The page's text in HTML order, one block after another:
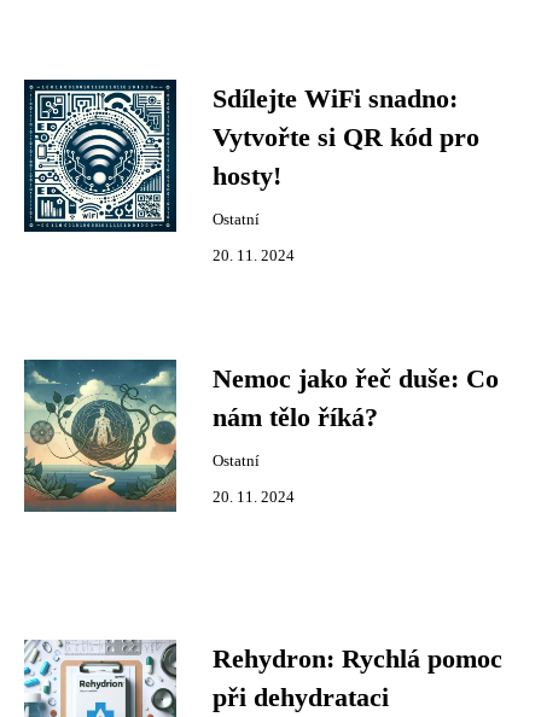
Sdílejte WiFi snadno:
Vytvořte si QR kód pro
hosty!
Ostatní
20. 11. 2024
Nemoc jako řeč duše: Co
nám tělo říká?
Ostatní
20. 11. 2024
Rehydron: Rychlá pomoc
při dehydrataci